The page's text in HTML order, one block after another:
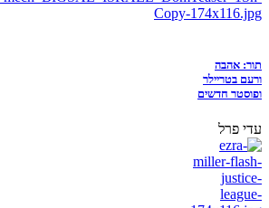
תור: אהבה
ורעם בטריילר
ופוסטר חדשים
עדי פרל